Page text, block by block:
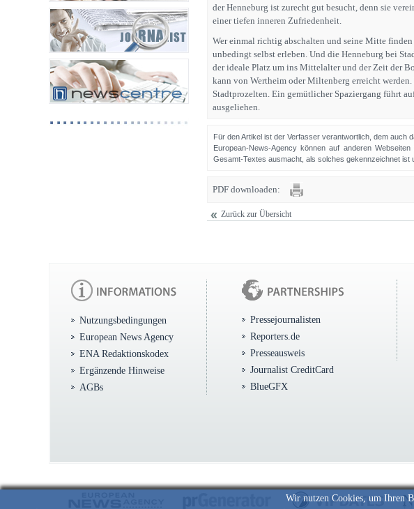
Wir nutzen Cookies, um Ihren
der Henneburg ist zurecht gut besucht, denn sie
einer tiefen inneren Zufriedenheit.
Wer einmal richtig abschalten und seine Mitte
unbedingt selbst erleben. Und die Henneburg bei
der ideale Platz um ins Mittelalter und der Zeit der
kann von Wertheim oder Miltenberg erreicht
Stadtprozelten. Ein gemütlicher Spaziergang führt
ausgeliehen.
Für den Artikel ist der Verfasser verantwortlich, dem auch
European-News-Agency können auf anderen
Gesamt-Textes ausmacht, als solches gekennzeichnet ist
PDF downloaden:
Zurück zur Übersicht
Nutzungsbedingungen
European News Agency
ENA Redaktionskodex
Ergänzende Hinweise
AGBs
Pressejournalisten
Reporters.de
Presseausweis
Journalist CreditCard
BlueGFX